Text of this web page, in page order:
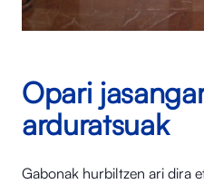
Opari
arduratsuak
Gabonak hurbiltzen ari dira